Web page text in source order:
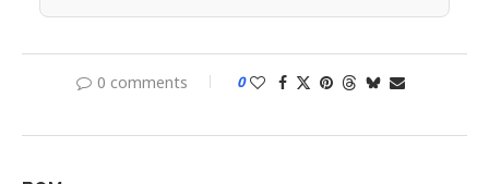
0 comments 0